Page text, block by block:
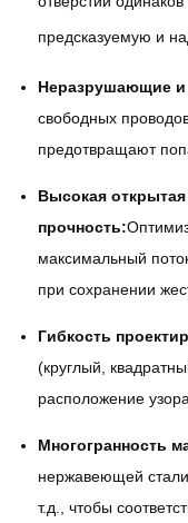
предсказуемую и
Неразрушающие и
свободных
предотвращают
Высокая
прочность:
максимальный
при сохранении
Гибкость
(круглый,
расположение
Многогранность
нержавеющей
т.д., чтобы